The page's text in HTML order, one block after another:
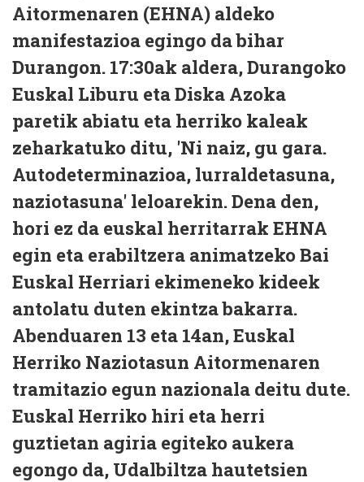
Aitormenaren (EHNA) aldeko
manifestazioa egingo da bihar
Durangon. 17:30ak aldera, Durangoko
Euskal Liburu eta Diska Azoka
paretik abiatu eta herriko kaleak
zeharkatuko ditu, 'Ni naiz, gu gara.
Autodeterminazioa, lurraldetasuna,
naziotasuna' leloarekin. Dena den,
hori ez da euskal herritarrak EHNA
egin eta erabiltzera animatzeko Bai
Euskal Herriari ekimeneko kideek
antolatu duten ekintza bakarra.
Abenduaren 13 eta 14an, Euskal
Herriko Naziotasun Aitormenaren
tramitazio egun nazionala deitu dute.
Euskal Herriko hiri eta herri
guztietan agiria egiteko aukera
egongo da, Udalbiltza hautetsien